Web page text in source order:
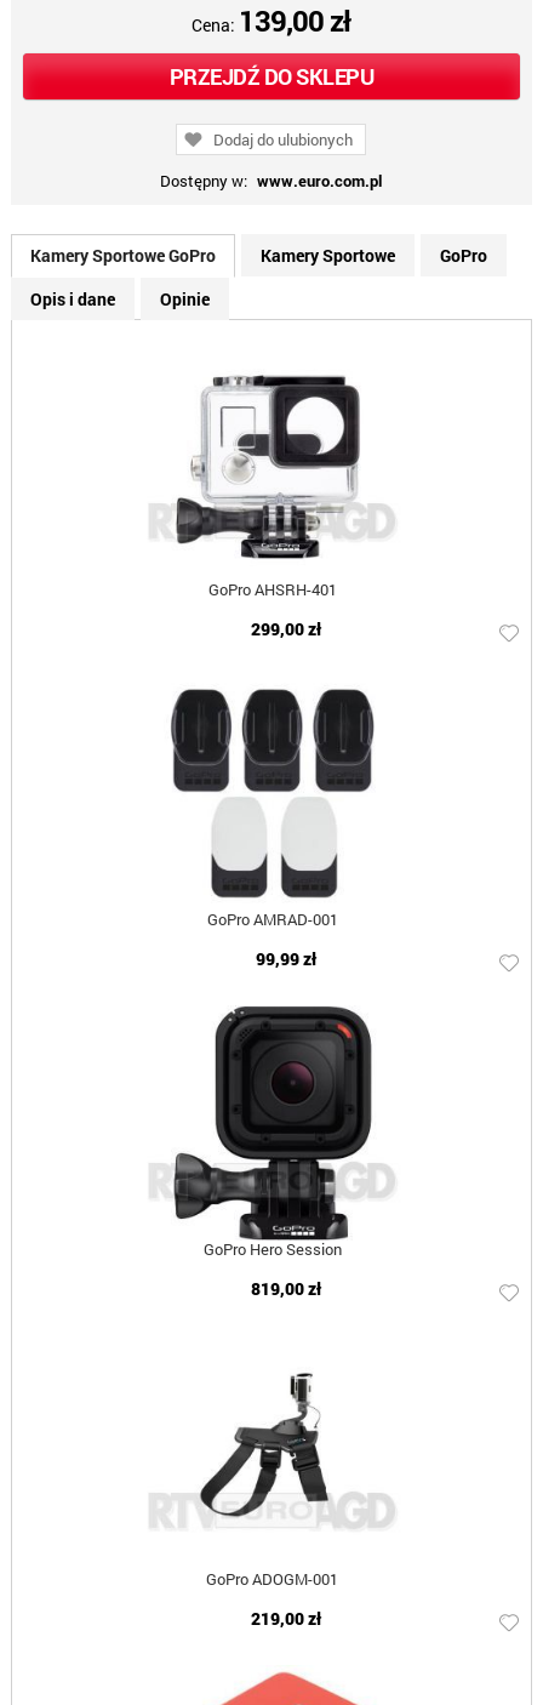
Cena: 139,00 zł
PRZEJDŹ DO SKLEPU
Dodaj do ulubionych
Dostępny w: www.euro.com.pl
Kamery Sportowe GoPro Kamery Sportowe
GoPro
Opis i dane
Opinie
GoPro AHSRH-401
299,00 zł
GoPro AMRAD-001
99,99 zł
GoPro Hero Session
819,00 zł
GoPro ADOGM-001
219,00 zł